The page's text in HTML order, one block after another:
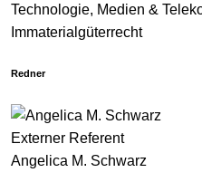
Technologie, Medien &
Immaterialgüterrecht
Redner
Externer Referent
Angelica M. Schwarz